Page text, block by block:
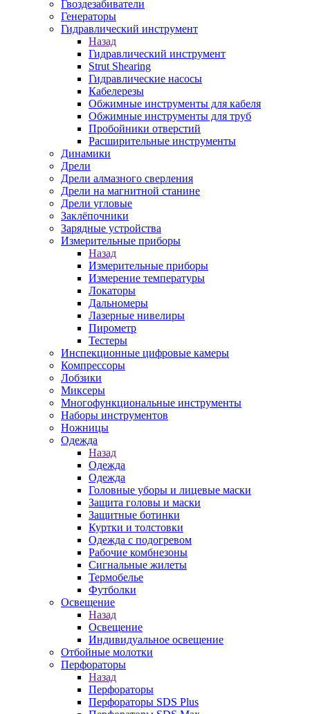
Гвоздезабиватели
Генераторы
Гидравлический инструмент
Назад
Гидравлический инструмент
Strut Shearing
Гидравлические насосы
Кабелерезы
Обжимные инструменты для кабеля
Обжимные инструменты для труб
Пробойники отверстий
Расширительные инструменты
Динамики
Дрели
Дрели алмазного сверления
Дрели на магнитной станине
Дрели угловые
Заклёпочники
Зарядные устройства
Измерительные приборы
Назад
Измерительные приборы
Измерение температуры
Локаторы
Дальномеры
Лазерные нивелиры
Пирометр
Тестеры
Инспекционные цифровые камеры
Компрессоры
Лобзики
Миксеры
Многофункциональные инструменты
Наборы инструментов
Ножницы
Одежда
Назад
Одежда
Одежда
Головные уборы и лицевые маски
Защита головы и маски
Защитные ботинки
Куртки и толстовки
Одежда с подогревом
Рабочие комбнезоны
Сигнальные жилеты
Термобелье
Футболки
Освещение
Назад
Освещение
Индивидуальное освещение
Отбойные молотки
Перфораторы
Назад
Перфораторы
Перфораторы SDS Plus